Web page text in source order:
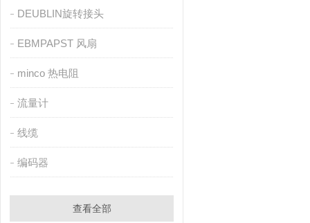
DEUBLIN旋转接头
EBMPAPST 风扇
minco 热电阻
流量计
线缆
编码器
查看全部